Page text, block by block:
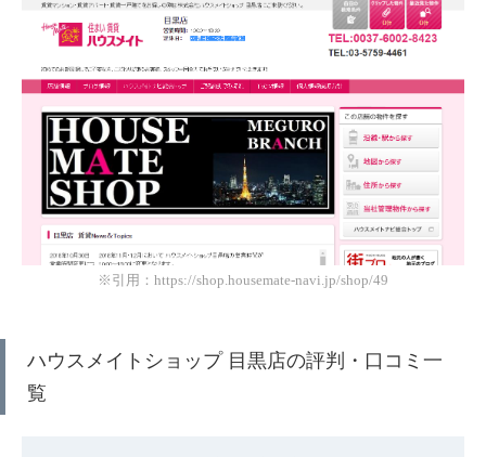
※引用：https://shop.housemate-navi.jp/shop/49
ハウスメイトショップ 目黒店の評判・口コミ一
覧